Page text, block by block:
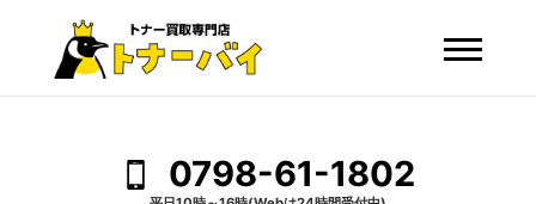
0798-61-1802